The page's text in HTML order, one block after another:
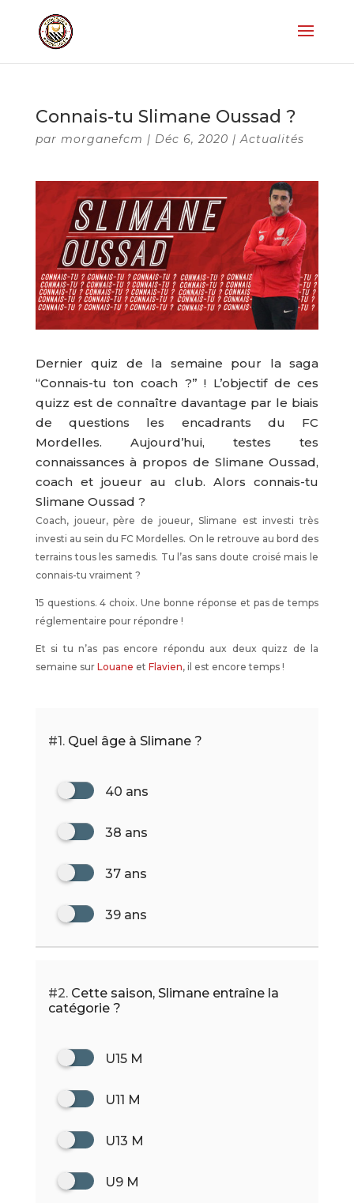
Connais-tu Slimane Oussad ?
par morganefcm | Déc 6, 2020 |Actualités
Dernier quiz de la semaine pour la saga
“Connais-tu ton coach ?” ! L’objectif de ces
quizz est de connaître davantage par le biais
de questions les encadrants du FC
Mordelles. Aujourd’hui, testes tes
connaissances à propos de Slimane Oussad,
coach et joueur au club. Alors connais-tu
Slimane Oussad ?
Coach, joueur, père de joueur, Slimane est investi très
investi au sein du FC Mordelles. On le retrouve au bord des
terrains tous les samedis. Tu l’as sans doute croisé mais le
connais-tu vraiment ?
15 questions. 4 choix. Une bonne réponse et pas de temps
réglementaire pour répondre !
Et si tu n’as pas encore répondu aux deux quizz de la
semaine sur Louane et Flavien, il est encore temps !
#1.Quel âge à Slimane ?
40 ans
38 ans
37 ans
39 ans
#2.Cette saison, Slimane entraîne la
catégorie ?
U15 M
U11 M
U13 M
U9 M